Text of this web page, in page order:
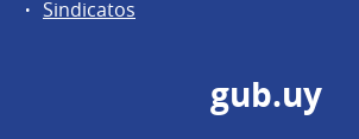
Sindicatos
gub.uy